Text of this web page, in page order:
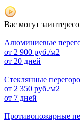
Вас могут
Алюминиевые
от 2 900 руб./м2
от 20 дней
Стеклянные
от 2 350 руб./м2
от 7 дней
Противопожарные